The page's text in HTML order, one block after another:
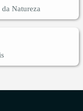
da Natureza